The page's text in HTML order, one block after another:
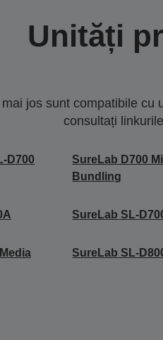
Unități
jos sunt compatibile cu
consultați
D700
SureLab D700
Bundling
SureLab SL-
SureLab SL-